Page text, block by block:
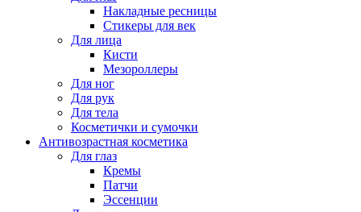
Накладные ресницы
Стикеры для век
Для лица
Кисти
Мезороллеры
Для ног
Для рук
Для тела
Косметички и сумочки
Антивозрастная косметика
Для глаз
Кремы
Патчи
Эссенции